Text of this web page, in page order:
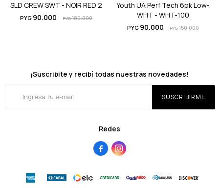
SLD CREW SWT - NOIR RED 2
PYG 90.000 PYG180.000
Youth UA Perf Tech 6pk Low-
WHT - WHT-100
PYG 90.000 PYG150.000
Redes
 
¡Suscribite y recibí todas nuestras novedades!
SUSCRIBIRME